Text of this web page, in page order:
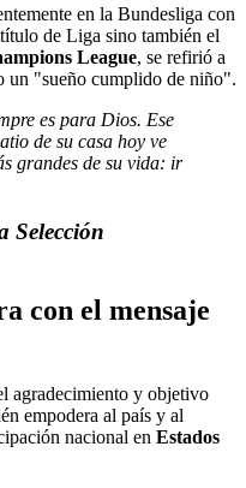
en la Bundesliga con
de Liga sino también el
League, se refirió a
un "sueño cumplido de niño".
es para Dios. Ese
de su casa hoy ve
grandes de su vida: ir
Selección
con el mensaje
agradecimiento y objetivo
empodera al país y al
nacional en Estados